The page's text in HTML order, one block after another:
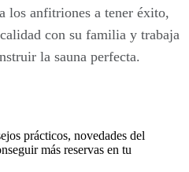
los anfitriones a tener éxito,
con su familia y trabaja
la sauna perfecta.
prácticos, novedades del
más reservas en tu